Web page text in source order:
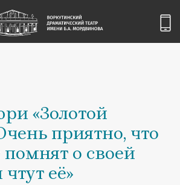
«Золотой
приятно, что
о своей
её»